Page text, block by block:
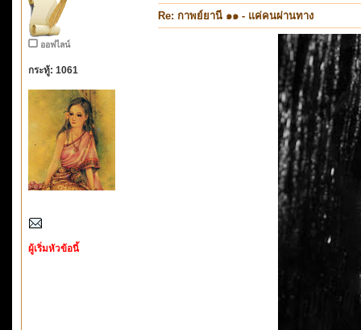
ออฟไลน์
กระทู้: 1061
ผู้เริ่มหัวข้อนี้
Re: กาพย์ยานี ๑๑ - แค่คนผ่านทาง